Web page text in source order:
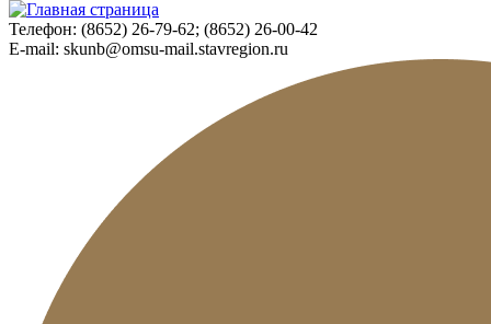
Телефон: (8652) 26-79-62; (8652) 26-00-42
E-mail: skunb@omsu-mail.stavregion.ru